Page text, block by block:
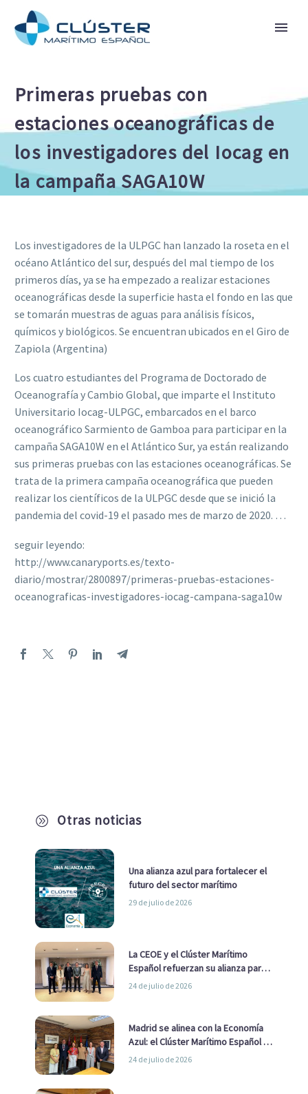
Primeras pruebas con
estaciones oceanográficas de
los investigadores del Iocag en
la campaña SAGA10W
A Otras noticias
Una alianza azul para fortalecer el
futuro del sector marítimo
29 de julio de 2026
La CEOE y el Clúster Marítimo
Español refuerzan su alianza para
impulsar una estrategia Nacional
24 de julio de 2026
Madrid se alinea con la Economía
Azul: el Clúster Marítimo Español y
la Real Liga Naval avanzan alianzas
24 de julio de 2026
Los investigadores de la ULPGC han lanzado la roseta en el
océano Atlántico del sur, después del mal tiempo de los
primeros días, ya se ha empezado a realizar estaciones
oceanográficas desde la superficie hasta el fondo en las que
se tomarán muestras de aguas para análisis físicos,
químicos y biológicos. Se encuentran ubicados en el Giro de
Zapiola (Argentina)
Los cuatro estudiantes del Programa de Doctorado de
Oceanografía y Cambio Global, que imparte el Instituto
Universitario Iocag-ULPGC, embarcados en el barco
oceanográfico Sarmiento de Gamboa para participar en la
campaña SAGA10W en el Atlántico Sur, ya están realizando
sus primeras pruebas con las estaciones oceanográficas. Se
trata de la primera campaña oceanográfica que pueden
realizar los científicos de la ULPGC desde que se inició la
pandemia del covid-19 el pasado mes de marzo de 2020. …
seguir leyendo:
http://www.canaryports.es/texto-
diario/mostrar/2800897/primeras-pruebas-estaciones-
oceanograficas-investigadores-iocag-campana-saga10w